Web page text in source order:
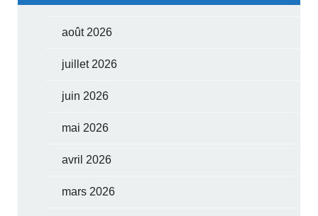
août 2026
juillet 2026
juin 2026
mai 2026
avril 2026
mars 2026